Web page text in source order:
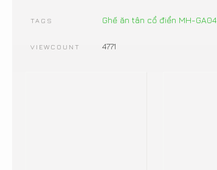
TAGS Ghế ăn tân cổ điển MH-GA04
VIEWCOUNT 4771